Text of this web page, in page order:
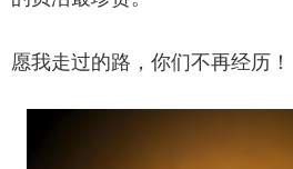
愿我走过的路，你们不再经历！